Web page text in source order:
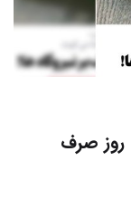
روز صرف